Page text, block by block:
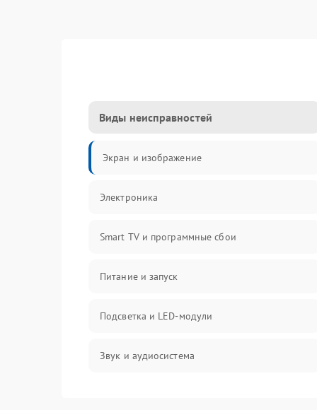
Виды неисправностей
Экран и изображение
Электроника
Smart TV и программные сбои
Питание и запуск
Подсветка и LED-модули
Звук и аудиосистема